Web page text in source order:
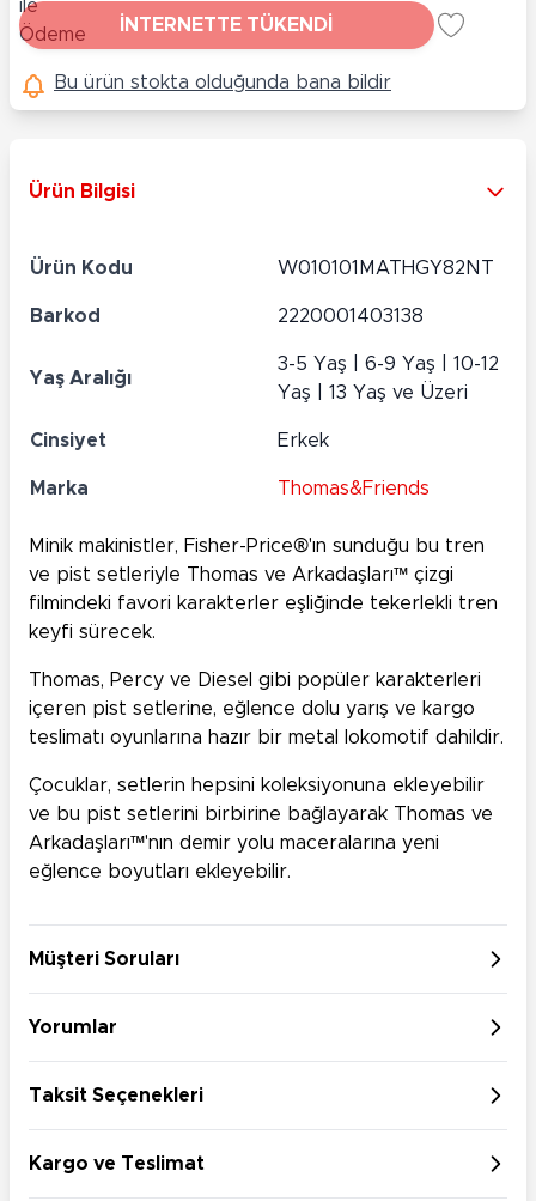
İNTERNETTE TÜKENDİ
Bu ürün stokta olduğunda bana bildir
Ürün Bilgisi
Ürün Kodu W010101MATHGY82NT
Barkod 2220001403138
Yaş Aralığı
3-5 Yaş | 6-9 Yaş | 10-12
Yaş | 13 Yaş ve Üzeri
Cinsiyet Erkek
Marka Thomas&Friends
Minik makinistler, Fisher-Price®'ın sunduğu bu tren
ve pist setleriyle Thomas ve Arkadaşları™ çizgi
filmindeki favori karakterler eşliğinde tekerlekli tren
keyfi sürecek.
Thomas, Percy ve Diesel gibi popüler karakterleri
içeren pist setlerine, eğlence dolu yarış ve kargo
teslimatı oyunlarına hazır bir metal lokomotif dahildir.
Çocuklar, setlerin hepsini koleksiyonuna ekleyebilir
ve bu pist setlerini birbirine bağlayarak Thomas ve
Arkadaşları™'nın demir yolu maceralarına yeni
eğlence boyutları ekleyebilir.
Müşteri Soruları
Yorumlar
Taksit Seçenekleri
Kargo ve Teslimat